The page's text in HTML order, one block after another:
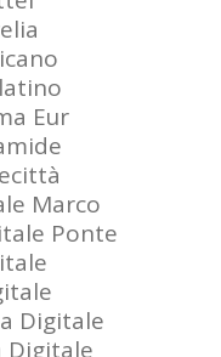
Eur
Marco
Ponte
Digitale
Digitale